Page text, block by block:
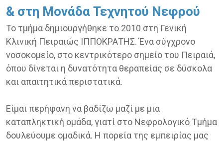
& στη Μονάδα Τεχνητού Νεφρού
Το τμήμα δημιουργήθηκε το 2010 στη Γενική
Κλινική Πειραιώς ΙΠΠΟΚΡΑΤΗΣ. Ένα σύγχρονο
νοσοκομείο, στο κεντρικότερο σημείο του Πειραιά,
όπου δίνεται η δυνατότητα θεραπείας σε δύσκολα
και απαιτητικά περιστατικά.
Είμαι περήφανη να βαδίζω μαζί με μια
καταπληκτική ομάδα, γιατί στο Νεφρολογικό Τμήμα
δουλεύουμε ομαδικά. Η πορεία της εμπειρίας μας